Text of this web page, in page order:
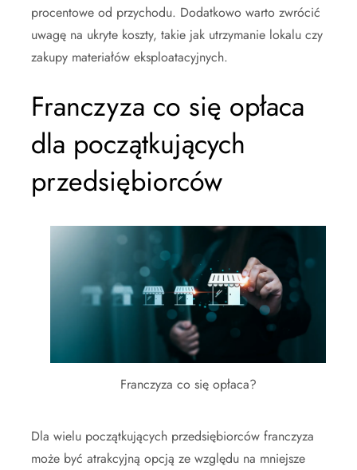
procentowe od przychodu. Dodatkowo warto zwrócić
uwagę na ukryte koszty, takie jak utrzymanie lokalu czy
zakupy materiałów eksploatacyjnych.
Franczyza co się opłaca
dla początkujących
przedsiębiorców
Franczyza co się opłaca?
Dla wielu początkujących przedsiębiorców franczyza
może być atrakcyjną opcją ze względu na mniejsze